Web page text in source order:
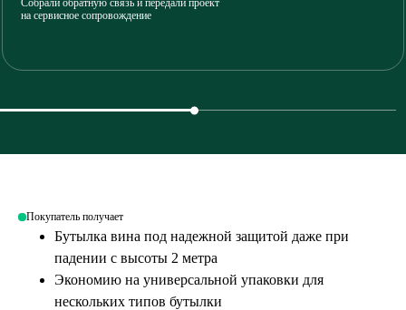
Собрали обратную связь и передали проект
на сервисное сопровождение
Покупатель получает
Бутылка вина под надежной защитой даже при
падении с высоты 2 метра
Экономию на универсальной упаковки для
нескольких типов бутылки